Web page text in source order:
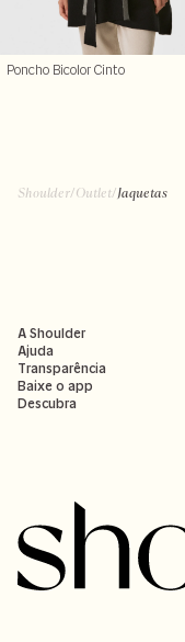
Poncho Bicolor Cinto
Shoulder/Outlet/Jaquetas
A Shoulder
Ajuda
Transparência
Baixe o app
Descubra